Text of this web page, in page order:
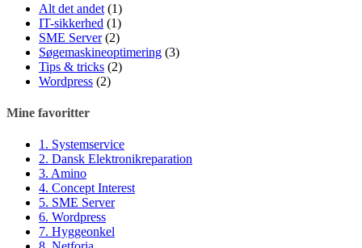
Alt det andet (1)
IT-sikkerhed (1)
SME Server(2)
Søgemaskineoptimering (3)
Tips & tricks (2)
Wordpress (2)
Mine favoritter
1. Systemservice
2. Dansk Elektronikreparation
3. Amino
4. Concept Interest
5. SME Server
6. Wordpress
7. Hyggeonkel